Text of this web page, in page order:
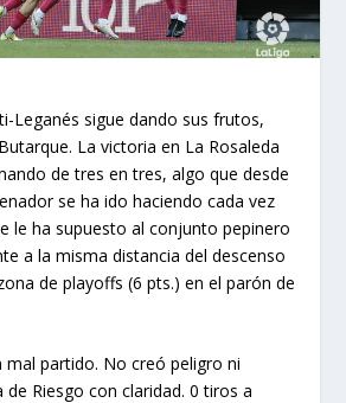
Leganés sigue dando sus frutos,
La victoria en La Rosaleda
de tres en tres, algo que desde
se ha ido haciendo cada vez
le ha supuesto al conjunto pepinero
a la misma distancia del descenso
de playoffs (6 pts.) en el parón de
mal partido. No creó peligro ni
Riesgo con claridad. 0 tiros a